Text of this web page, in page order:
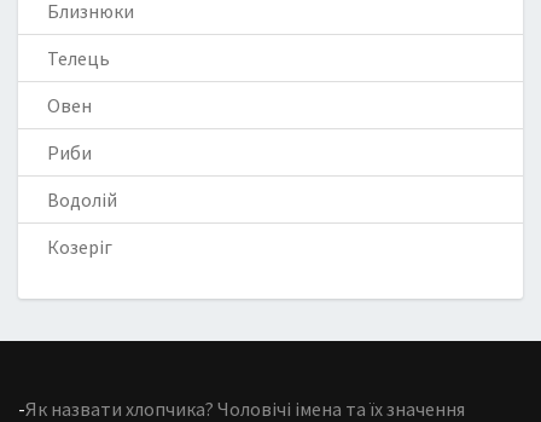
Близнюки
Телець
Овен
Риби
Водолій
Козеріг
-Як назвати хлопчика? Чоловічі імена та їх значення